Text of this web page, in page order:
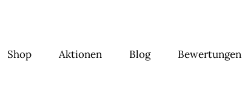
Shop Aktionen Blog Bewertungen